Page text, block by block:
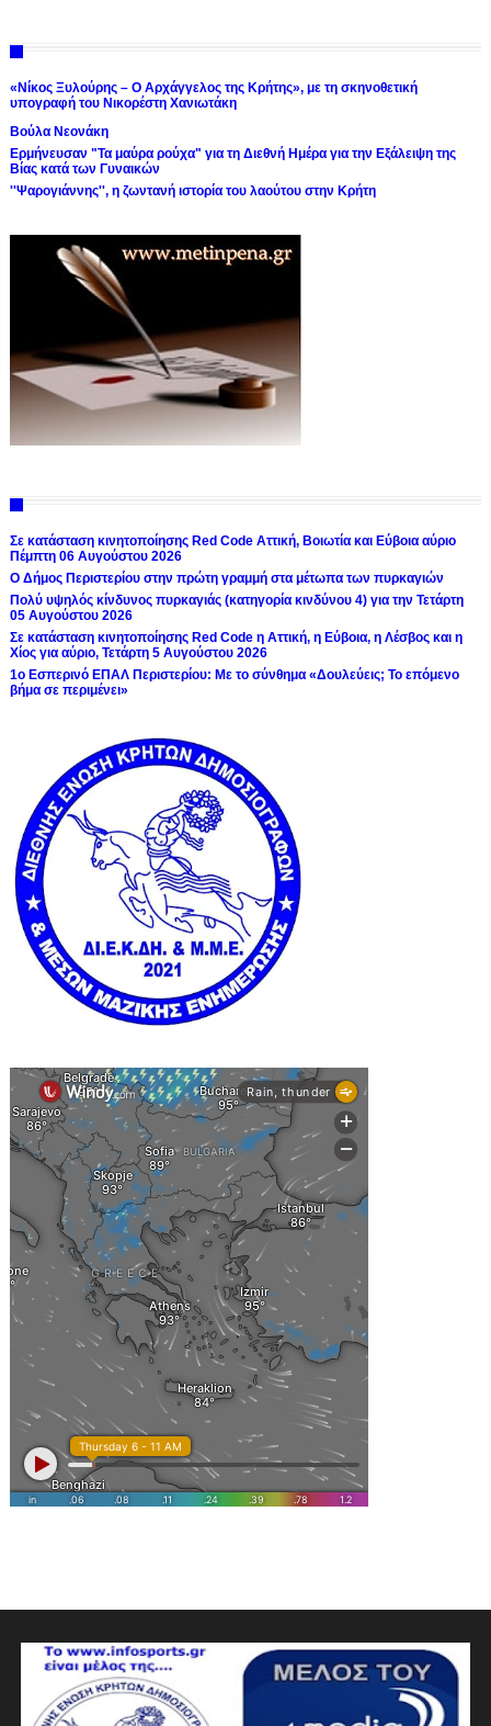
«Νίκος Ξυλούρης – Ο Αρχάγγελος της Κρήτης», με τη σκηνοθετική
υπογραφή του Νικορέστη Χανιωτάκη
Βούλα Νεονάκη
Ερμήνευσαν "Τα μαύρα ρούχα" για τη Διεθνή Ημέρα για την Εξάλειψη της
Βίας κατά των Γυναικών
''Ψαρογιάννης'', η ζωντανή ιστορία του λαούτου στην Κρήτη
Σε κατάσταση κινητοποίησης Red Code Αττική, Βοιωτία και Εύβοια αύριο
Πέμπτη 06 Αυγούστου 2026
Ο Δήμος Περιστερίου στην πρώτη γραμμή στα μέτωπα των πυρκαγιών
Πολύ υψηλός κίνδυνος πυρκαγιάς (κατηγορία κινδύνου 4) για την Τετάρτη
05 Αυγούστου 2026
Σε κατάσταση κινητοποίησης Red Code η Αττική, η Εύβοια, η Λέσβος και η
Χίος για αύριο, Τετάρτη 5 Αυγούστου 2026
1ο Εσπερινό ΕΠΑΛ Περιστερίου: Με το σύνθημα «Δουλεύεις; Το επόμενο
βήμα σε περιμένει»